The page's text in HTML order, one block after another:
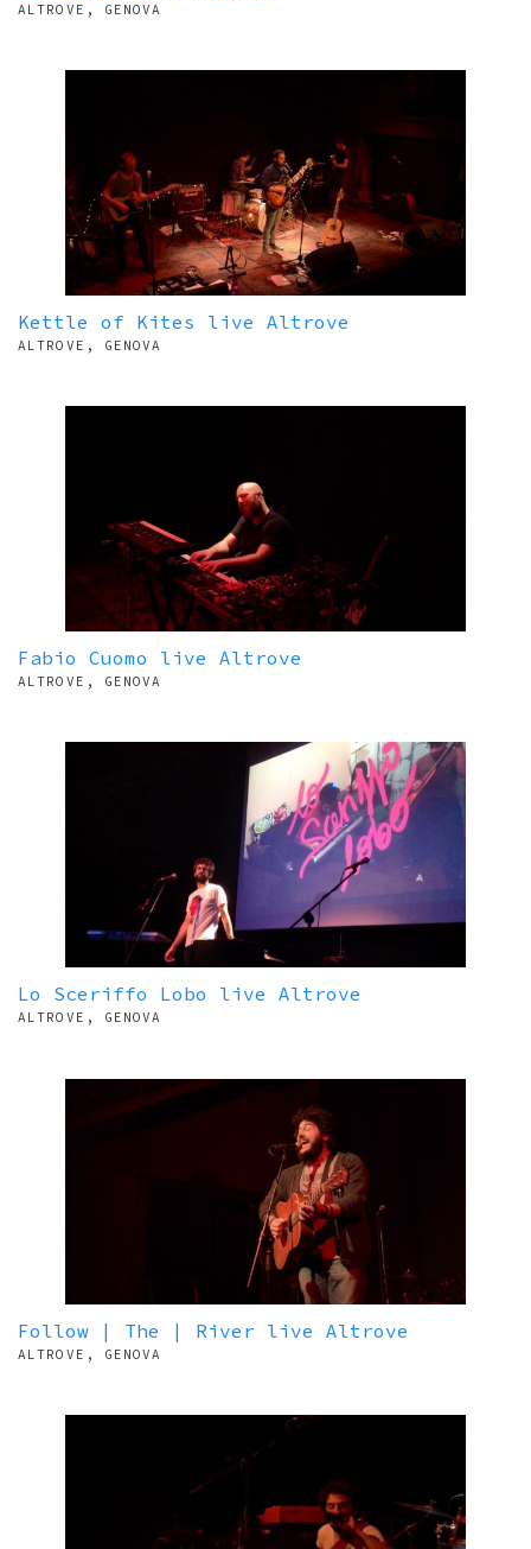
ALTROVE, GENOVA
Kettle of Kites live Altrove
ALTROVE, GENOVA
Fabio Cuomo live Altrove
ALTROVE, GENOVA
Lo Sceriffo Lobo live Altrove
ALTROVE, GENOVA
Follow | The | River live Altrove
ALTROVE, GENOVA